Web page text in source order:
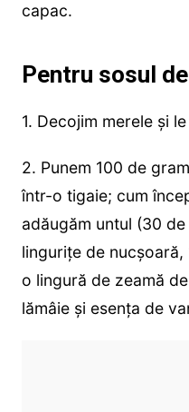
capac.
Pentru sosul
1. Decojim merele și
2. Punem 100 de
într-o tigaie; cum
adăugăm untul (30
lingurițe de
o lingură de zeamă
lămâie și esența de